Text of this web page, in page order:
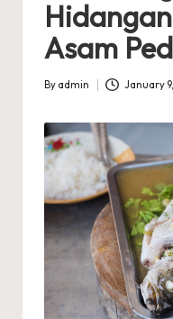
a
n
g
T
h
a
il
a
n
Asam
Posted
By admin January